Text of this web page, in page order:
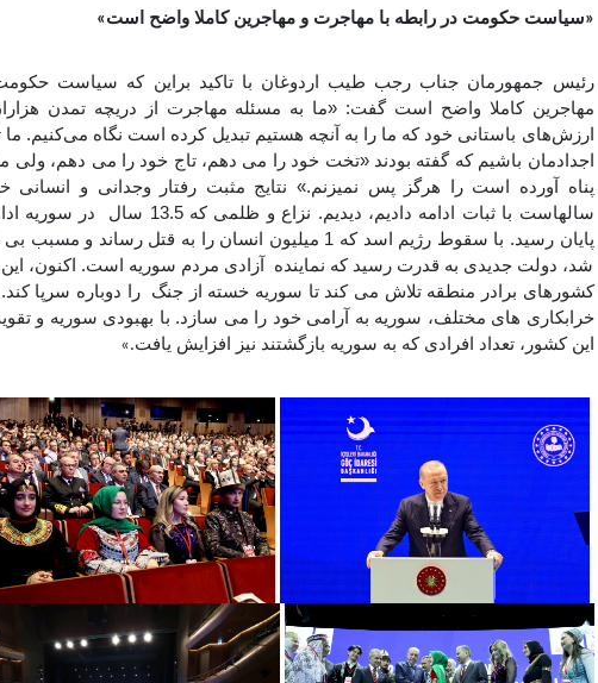
«سیاست حکومت در رابطه با مهاجرت و مهاجرین کاملا واضح است»
رئیس جمهورمان جناب رجب طیب اردوغان با تاکید براین که سیاست
مهاجرین کاملا واضح است گفت: «ما به مسئله مهاجرت از دریچه تمدن
ارزش‌های باستانی خود که ما را به آنچه هستیم تبدیل کرده است نگاه می‌کنیم. ما
اجدادمان باشیم که گفته بودند «تخت خود را می دهم، تاج خود را می دهم،
پناه آورده است را هرگز پس نمیزنم.» نتایج مثبت رفتار وجدانی و انسانی
شد، دولت جدیدی به قدرت رسید که نماینده آزادی مردم سوریه است. اکنون، این
کشورهای برادر منطقه تلاش می کند تا سوریه خسته از جنگ را دوباره سرپا کند.
خرابکاری های مختلف، سوریه به آرامی خود را می سازد. با بهبودی سوریه و
این کشور، تعداد افرادی که به سوریه بازگشتند نیز افزایش یافت.»